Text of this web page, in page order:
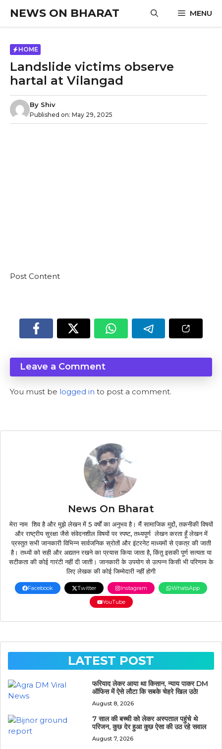
content
NEWS ON BHARAT MENU
HOME
Landslide victims observe
hartal at Vilangad
By Shiv
Published on: May 29, 2025
Post Content
Leave a Comment
You must be logged in to post a comment.
News On Bharat
मेरा नाम शिव है और मुझे लेखन में 5 वर्षों का अनुभव है। मैं सामाजिक मुद्दों, तकनीकी विषयों
और राष्ट्रीय सुरक्षा जैसे संवेदनशील विषयों पर स्पष्ट, तथ्यपूर्ण लेखन करता हूँ लेखन में
प्रस्तुत सभी जानकारी विभिन्न सार्वजनिक स्रोतों और इंटरनेट माध्यमों से एकत्र की जाती
है। तथ्यों को सही और अद्यतन रखने का प्रयास किया जाता है, किंतु इसकी पूर्ण सत्यता या
सटीकता की कोई गारंटी नहीं दी जाती। जानकारी के उपयोग से उत्पन्न किसी भी परिणाम के
लिए लेखक की कोई जिम्मेदारी नहीं होगी
Facebook Twitter Instagram
WhatsApp
YouTube
LATEST POST
फरियाद लेकर आया था किसान, न्याय पाकर DM
ऑफिस में ऐसे लौटा कि सबके चेहरे खिल उठे!
August 8, 2026
7 साल की बच्ची को लेकर अस्पताल पहुंचे थे
परिजन, कुछ देर हुआ कुछ ऐसा की उठ रहे सवाल
August 7, 2026